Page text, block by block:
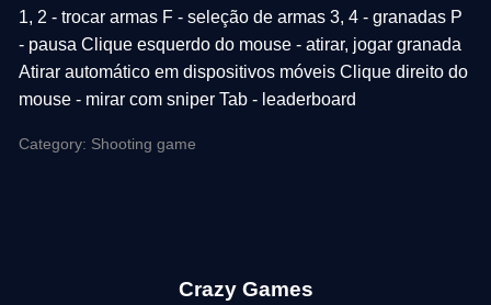
1, 2 - trocar armas F - seleção de armas 3, 4 - granadas P
- pausa Clique esquerdo do mouse - atirar, jogar granada
Atirar automático em dispositivos móveis Clique direito do
mouse - mirar com sniper Tab - leaderboard
Category: Shooting game
Crazy Games